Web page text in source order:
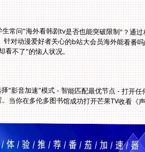
常问"海外看韩剧tv是否也能突破限制"？通
对动漫爱好者关心的b站大会员海外能看番
看不了"的恼人状况。
"影音加速"模式 - 智能匹配最优节点 - 打开
当你在多伦多图书馆成功打开芒果TV收看《